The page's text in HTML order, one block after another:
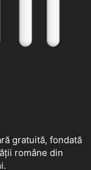
gratuită, fondată
române din